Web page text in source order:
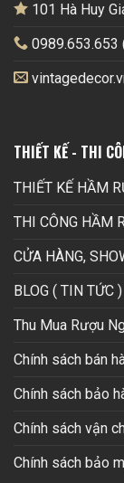
101 Hà Huy
0989.653.653
THIẾT KẾ - THI
THIẾT KẾ HẦM
THI CÔNG HẦM
CỬA HÀNG,
BLOG ( TIN TỨC )
Thu Mua Rượu
Chính sách bán
Chính sách bảo
Chính sách vận
Chính sách bảo